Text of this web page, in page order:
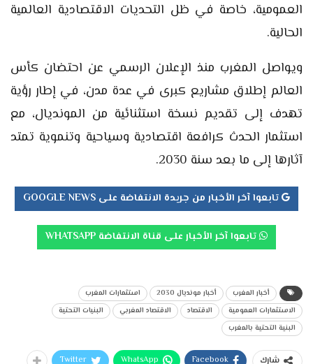
العمومية، خاصة في ظل التحديات الاقتصادية العالمية
الحالية.
ويواصل المغرب منذ الإعلان الرسمي عن احتضان كأس
العالم إطلاق مشاريع كبرى في عدة مدن، في إطار رؤية
تهدف إلى تقديم نسخة استثنائية من المونديال، مع
استثمار الحدث كرافعة اقتصادية وسياحية وتنموية تمتد
آثارها إلى ما بعد سنة 2030.
تابعوا آخر الأخبار من جريدة الانتفاضة على GOOGLE NEWS
تابعوا آخر الأخبار على قناة الانتفاضة WHATSAPP
أخبار المغرب أخبار مونديال 2030
استثمارات المغرب
الاستثمارات العمومية
الاقتصاد الاقتصاد المغربي
البنيات التحتية
البنية التحتية بالمغرب
شارك Facebook
WhatsApp
Twitter